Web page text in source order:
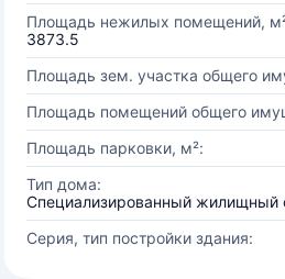
Площадь нежилых помещений,
3873.5
Площадь зем. участка общего
Площадь помещений общего
Площадь парковки, м²:
Тип дома:
Специализированный жилищный
Серия, тип постройки здания: